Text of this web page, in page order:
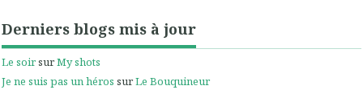
Derniers blogs mis à jour
Le soirsurMy shots
Je ne suis pas un héros surLe Bouquineur